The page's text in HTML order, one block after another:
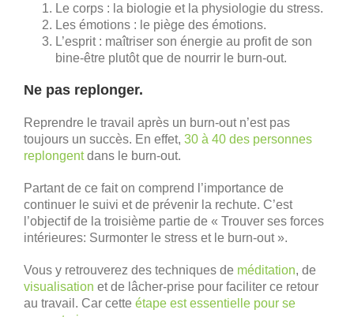
Le corps : la biologie et la physiologie du stress.
Les émotions : le piège des émotions.
L’esprit : maîtriser son énergie au profit de son
bine-être plutôt que de nourrir le burn-out.
Ne pas replonger.
Reprendre le travail après un burn-out n’est pas
toujours un succès. En effet, 30 à 40 des personnes
replongentdans le burn-out.
Partant de ce fait on comprend l’importance de
continuer le suivi et de prévenir la rechute. C’est
l’objectif de la troisième partie de « Trouver ses forces
intérieures: Surmonter le stress et le burn-out ».
Vous y retrouverez des techniques de méditation, de
visualisation et de lâcher-prise pour faciliter ce retour
au travail. Car cette étape est essentielle pour se